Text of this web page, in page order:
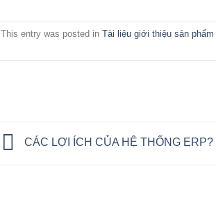
This entry was posted in Tài liệu giới thiệu sản phẩm
CÁC LỢI ÍCH CỦA HỆ THỐNG ERP?